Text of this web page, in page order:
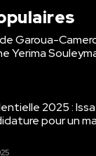
Garoua-
Yerima
2025 :
pour un